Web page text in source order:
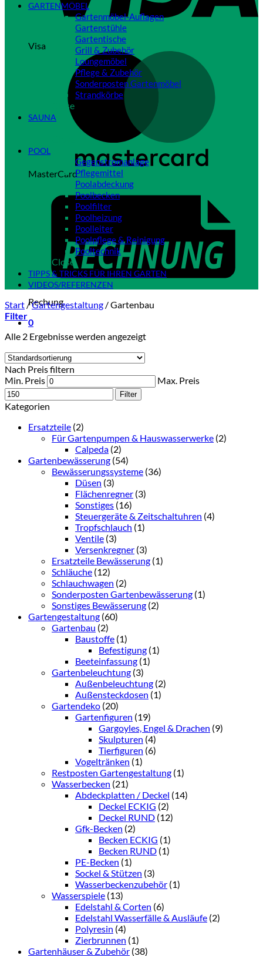
Visa
MasterCard
Rechung
0
GARTENMÖBEL
Gartenmöbel-Auflagen
Gartenstühle
Gartentische
Grill & Zubehör
Loungemöbel
Pflege & Zubehör
Sonderposten Gartenmöbel
Strandkörbe
Close
SAUNA
POOL
Gegenstromanlage
Pflegemittel
Poolabdeckung
Poolbecken
Poolfilter
Poolheizung
Poolleiter
Poolpflege & Reinigung
Pooltechnik
Close
TIPPS & TRICKS FÜR IHREN GARTEN
VIDEOS/REFERENZEN
Start /Gartengestaltung /Gartenbau
Filter
Alle 2 Ergebnisse werden angezeigt
Nach Preis filtern
Min. Preis
Max. Preis
Filter
Kategorien
Ersatzteile (2)
Für Gartenpumpen & Hauswasserwerke (2)
Calpeda (2)
Gartenbewässerung (54)
Bewässerungssysteme (36)
Düsen (3)
Flächenregner (3)
Sonstiges (16)
Steuergeräte & Zeitschaltuhren (4)
Tropfschlauch (1)
Ventile (3)
Versenkregner (3)
Ersatzteile Bewässerung (1)
Schläuche (12)
Schlauchwagen (2)
Sonderposten Gartenbewässerung (1)
Sonstiges Bewässerung (2)
Gartengestaltung (60)
Gartenbau (2)
Baustoffe (1)
Befestigung (1)
Beeteinfassung (1)
Gartenbeleuchtung (3)
Außenbeleuchtung (2)
Außensteckdosen (1)
Gartendeko (20)
Gartenfiguren (19)
Gargoyles, Engel & Drachen (9)
Skulpturen (4)
Tierfiguren (6)
Vogeltränken (1)
Restposten Gartengestaltung (1)
Wasserbecken (21)
Abdeckplatten / Deckel (14)
Deckel ECKIG (2)
Deckel RUND (12)
Gfk-Becken (2)
Becken ECKIG (1)
Becken RUND (1)
PE-Becken (1)
Sockel & Stützen (3)
Wasserbeckenzubehör (1)
Wasserspiele (13)
Edelstahl & Corten (6)
Edelstahl Wasserfälle & Ausläufe (2)
Polyresin (4)
Zierbrunnen (1)
Gartenhäuser & Zubehör (38)